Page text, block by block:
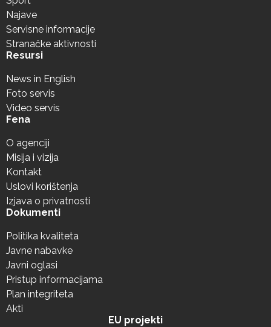
Najave
Servisne informacije
Stranačke aktivnosti
Resursi
News in English
Foto servis
Video servis
Fena
O agenciji
Misija i vizija
Kontakt
Uslovi korištenja
Izjava o privatnosti
Dokumenti
Politika kvaliteta
Javne nabavke
Javni oglasi
Pristup informacijama
Plan integriteta
Akti
EU projekti